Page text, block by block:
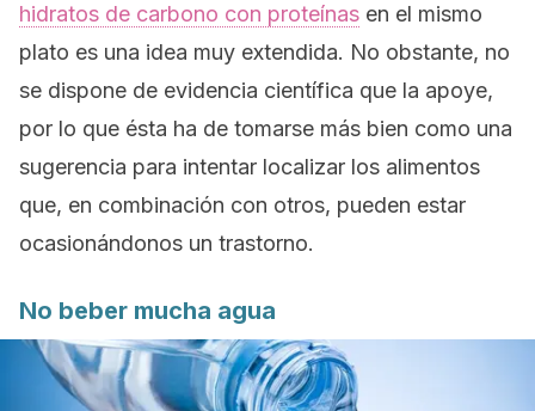
hidratos de carbono con proteínas en el mismo
plato es una idea muy extendida. No obstante, no
se dispone de evidencia científica que la apoye,
por lo que ésta ha de tomarse más bien como una
sugerencia para intentar localizar los alimentos
que, en combinación con otros, pueden estar
ocasionándonos un trastorno.
No beber mucha agua